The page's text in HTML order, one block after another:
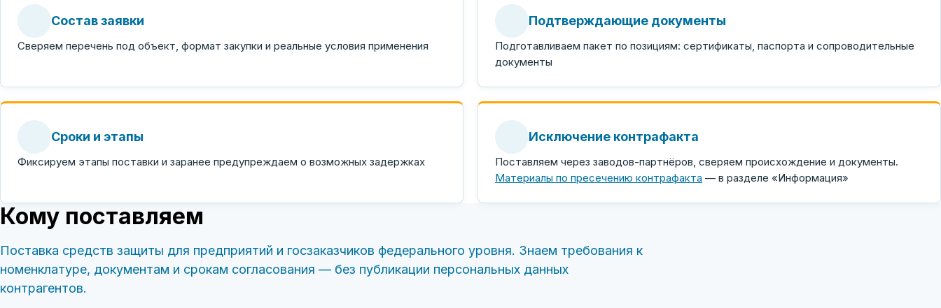
Состав заявки
Сверяем перечень под объект, формат закупки и реальные условия применения
Подтверждающие документы
Подготавливаем пакет по позициям: сертификаты, паспорта и сопроводительные
документы
Сроки и этапы
Фиксируем этапы поставки и заранее предупреждаем о возможных задержках
Исключение контрафакта
Поставляем через заводов-партнёров, сверяем происхождение и документы.
Материалы по пресечению контрафакта — в разделе «Информация»
Кому поставляем
Поставка средств защиты для предприятий и госзаказчиков федерального уровня. Знаем требования к
номенклатуре, документам и срокам согласования — без публикации персональных данных
контрагентов.